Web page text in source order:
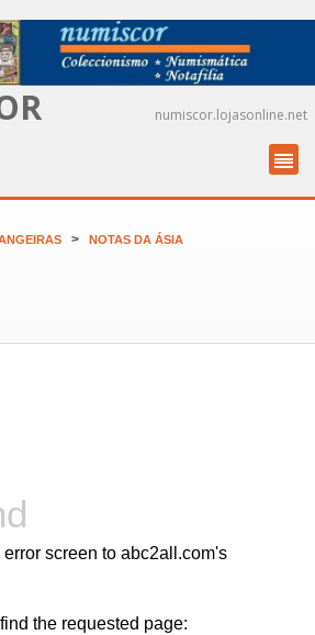
numiscor.lojasonline.net
> NOTAS DA ÁSIA